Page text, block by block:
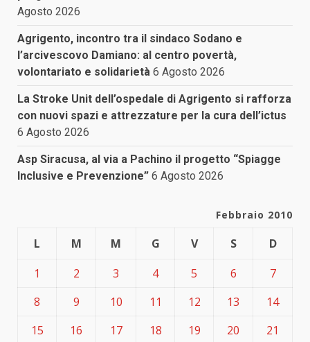
Agosto 2026
Agrigento, incontro tra il sindaco Sodano e
l’arcivescovo Damiano: al centro povertà,
volontariato e solidarietà 6 Agosto 2026
La Stroke Unit dell’ospedale di Agrigento si rafforza
con nuovi spazi e attrezzature per la cura dell’ictus
6 Agosto 2026
Asp Siracusa, al via a Pachino il progetto “Spiagge
Inclusive e Prevenzione” 6 Agosto 2026
Febbraio 2010
L M M G V S
D
1
2 3 4 5 6
7
8
9 10 11 12 13
14
15
16 17 18 19 20 21